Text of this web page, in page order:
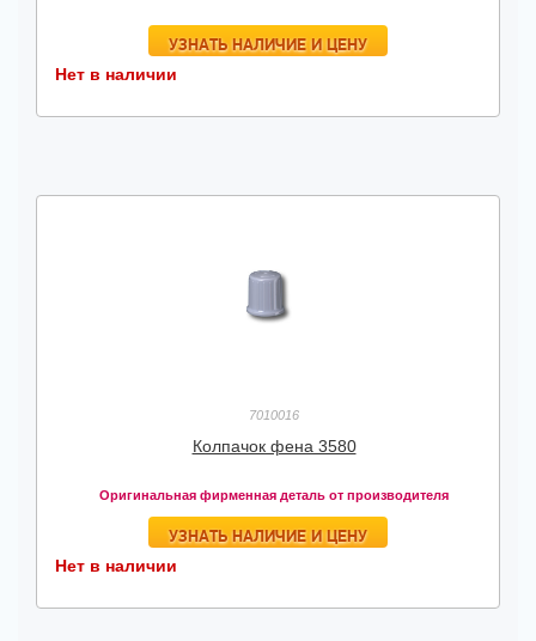
УЗНАТЬ НАЛИЧИЕ И ЦЕНУ
Нет в наличии
7010016
Колпачок фена 3580
Оригинальная фирменная деталь от производителя
УЗНАТЬ НАЛИЧИЕ И ЦЕНУ
Нет в наличии